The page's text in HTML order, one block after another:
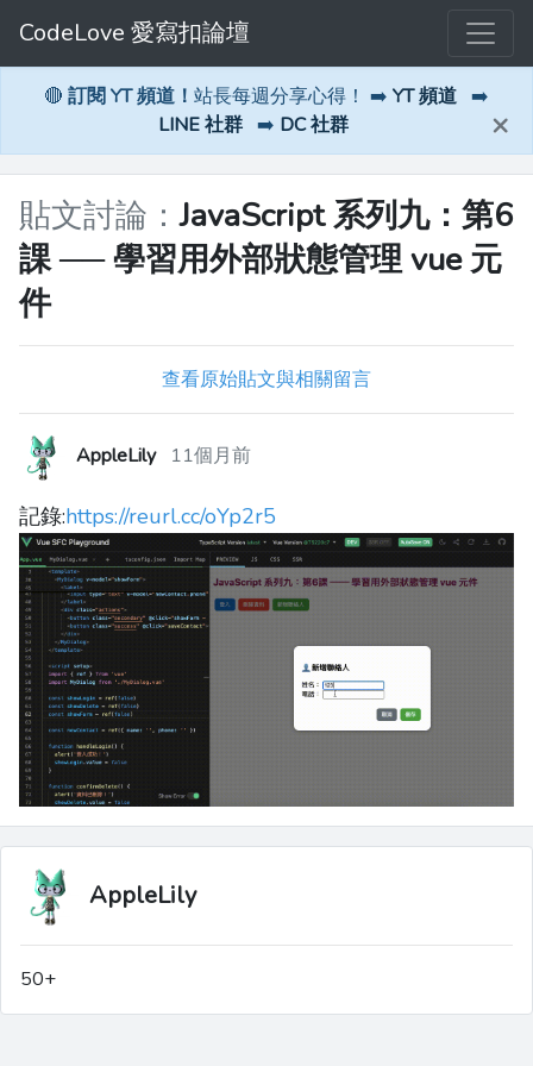
CodeLove 愛寫扣論壇
🔴 訂閱 YT 頻道！ 站長每週分享心得！ ➡️ YT 頻道 ➡️
LINE 社群 ➡️ DC 社群 ×
貼文討論：JavaScript 系列九：第6
課 ── 學習用外部狀態管理 vue 元
件
查看原始貼文與相關留言
AppleLily 11個月前
記錄:https://reurl.cc/oYp2r5
AppleLily
50+